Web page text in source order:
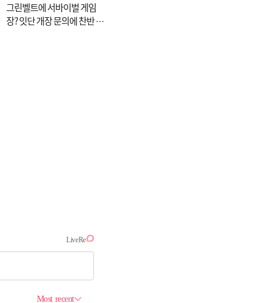
그린벨트에 서바이벌 게임
장? 잇단 개장 문의에 찬반 논